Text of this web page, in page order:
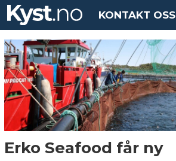
KONTAKT OSS
Erko Seafood får ny